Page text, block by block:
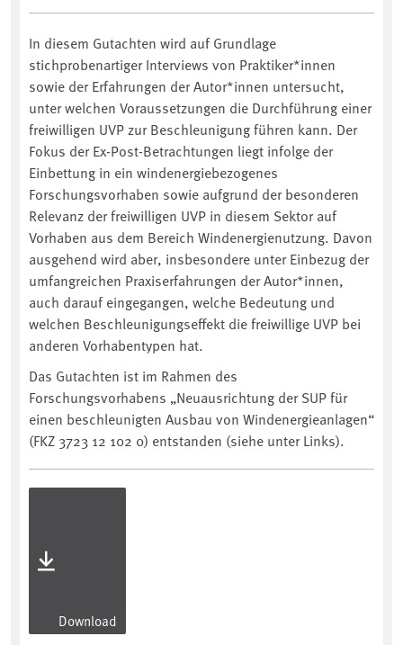
In diesem Gutachten wird auf Grundlage
stichprobenartiger Interviews von Praktiker*innen
sowie der Erfahrungen der Autor*innen untersucht,
unter welchen Voraussetzungen die Durchführung einer
freiwilligen UVP zur Beschleunigung führen kann. Der
Fokus der Ex-Post-Betrachtungen liegt infolge der
Einbettung in ein windenergiebezogenes
Forschungsvorhaben sowie aufgrund der besonderen
Relevanz der freiwilligen UVP in diesem Sektor auf
Vorhaben aus dem Bereich Windenergienutzung. Davon
ausgehend wird aber, insbesondere unter Einbezug der
umfangreichen Praxiserfahrungen der Autor*innen,
auch darauf eingegangen, welche Bedeutung und
welchen Beschleunigungseffekt die freiwillige UVP bei
anderen Vorhabentypen hat.
Das Gutachten ist im Rahmen des
Forschungsvorhabens „Neuausrichtung der SUP für
einen beschleunigten Ausbau von Windenergieanlagen“
(FKZ 3723 12 102 0) entstanden (siehe unter Links).
Download